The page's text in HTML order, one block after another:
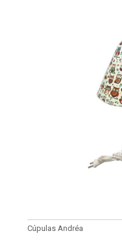
Cúpulas Andréa